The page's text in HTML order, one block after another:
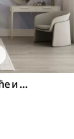
Меко, пастелно обојено лишће и перје у нијансама ружичасте, плаве и жуте, апстрактни и текстурирани отисак